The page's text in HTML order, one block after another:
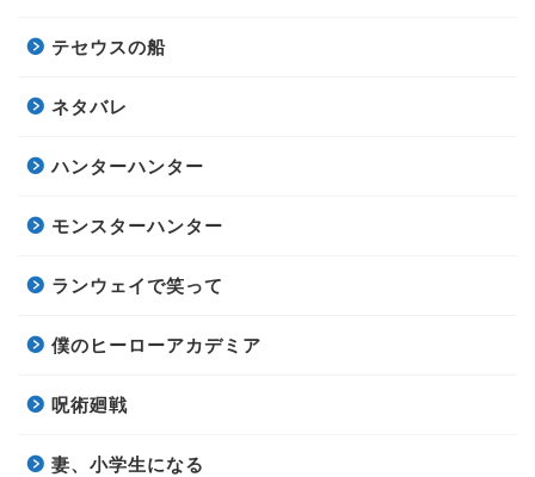
テセウスの船
ネタバレ
ハンターハンター
モンスターハンター
ランウェイで笑って
僕のヒーローアカデミア
呪術廻戦
妻、小学生になる